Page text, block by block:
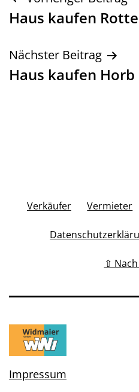
Haus kaufen
Nächster Beitrag
Haus kaufen Horb
Verkäufer Vermieter
⇧
Impressum